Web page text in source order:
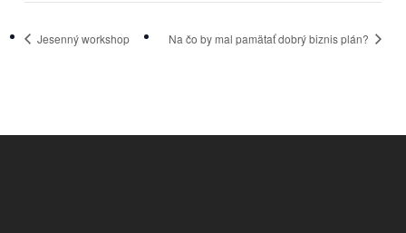
Jesenný workshop Na čo by mal pamätať dobrý biznis plán?